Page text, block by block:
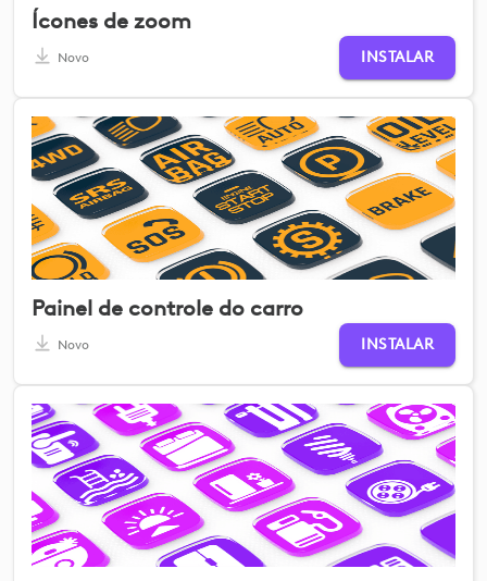
Ícones de zoom
Novo INSTALAR
Painel de controle do carro
Novo INSTALAR